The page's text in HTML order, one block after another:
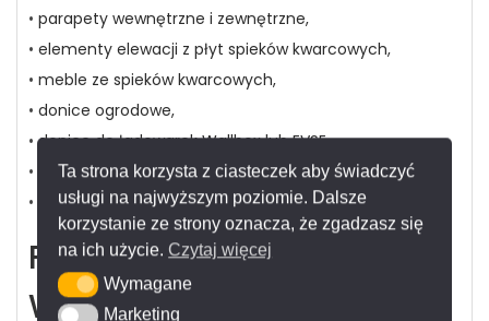
Ta strona korzysta z ciasteczek aby świadczyć
usługi na najwyższym poziomie. Dalsze
korzystanie ze strony oznacza, że zgadzasz się
na ich użycie. Czytaj więcej
WymaganeWymagane
MarketingMarketing
• parapety wewnętrzne i zewnętrzne,
• elementy elewacji z płyt spieków kwarcowych,
• meble ze spieków kwarcowych,
• donice ogrodowe,
•donice do ładowarek Wallbox lub EVSE,
•
drzwi wejściowe i wewnętrzne ze spieków kwarcowych,
•
ścianki działowe (panele) z płyt spieków kwarcowych.
FRANKO – Ekspert
Wielkiego Formatu –